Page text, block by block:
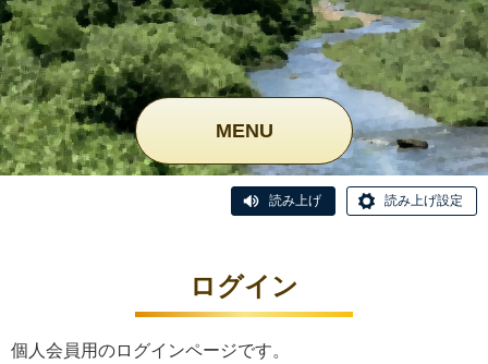
MENU
読み上げ 読み上げ設定
ログイン
個人会員用のログインページです。